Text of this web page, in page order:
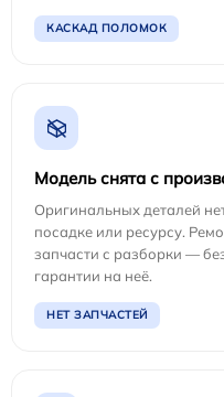
КАСКАД ПОЛОМОК
Модель снята с
Оригинальных деталей
посадке или ресурсу.
запчасти с разборки —
гарантии на неё.
НЕТ ЗАПЧАСТЕЙ